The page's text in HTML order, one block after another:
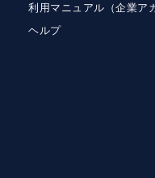
利用マニュアル（企業ア
ヘルプ